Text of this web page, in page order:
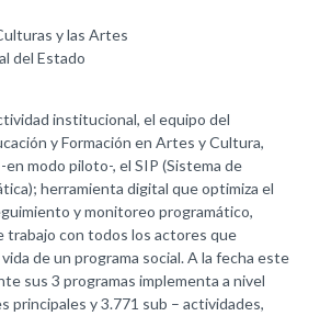
y las Artes
del Estado
institucional, el equipo del
y Formación en Artes y Cultura,
modo piloto-, el SIP (Sistema de
herramienta digital que optimiza el
y monitoreo programático,
trabajo con todos los actores que
de un programa social. A la fecha este
sus 3 programas implementa a nivel
principales y 3.771 sub – actividades,